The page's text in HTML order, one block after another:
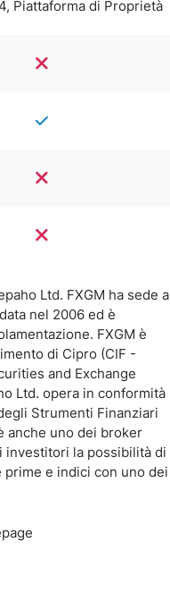
Piattaforma di Proprietà
Ltd. FXGM ha sede a
nel 2006 ed è
FXGM è
di Cipro (CIF -
and Exchange
Ltd. opera in conformità
Strumenti Finanziari
anche uno dei broker
investitori la possibilità di
e indici con uno dei